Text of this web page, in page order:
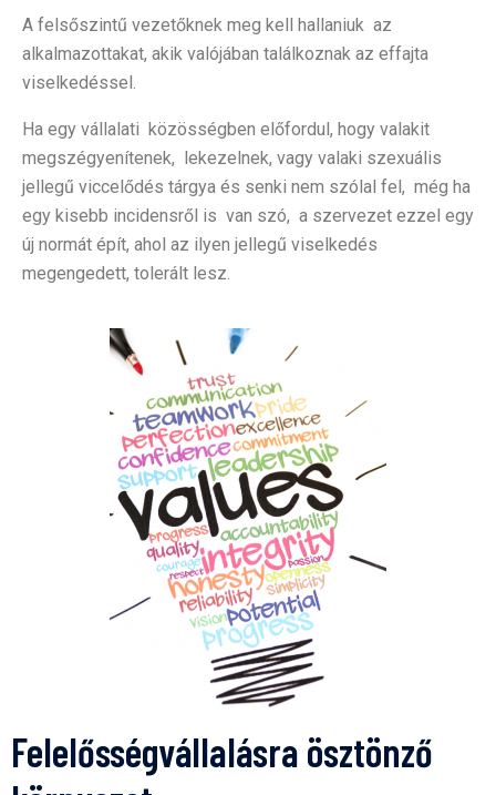
A felsőszintű vezetőknek meg kell hallaniuk az
alkalmazottakat, akik valójában találkoznak az effajta
viselkedéssel.
Ha egy vállalati közösségben előfordul, hogy valakit
megszégyenítenek, lekezelnek, vagy valaki szexuális
jellegű viccelődés tárgya és senki nem szólal fel, még ha
egy kisebb incidensről is van szó, a szervezet ezzel egy
új normát épít, ahol az ilyen jellegű viselkedés
megengedett, tolerált lesz.
Felelősségvállalásra ösztönző